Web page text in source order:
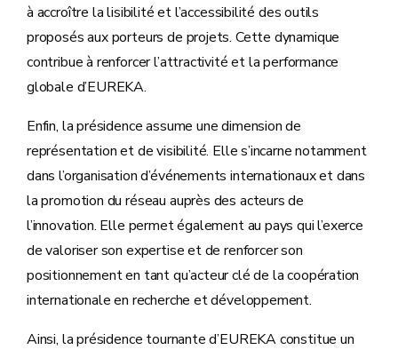
à accroître la lisibilité et l’accessibilité des outils
proposés aux porteurs de projets. Cette dynamique
contribue à renforcer l’attractivité et la performance
globale d’EUREKA.
Enfin, la présidence assume une dimension de
représentation et de visibilité. Elle s’incarne notamment
dans l’organisation d’événements internationaux et dans
la promotion du réseau auprès des acteurs de
l’innovation. Elle permet également au pays qui l’exerce
de valoriser son expertise et de renforcer son
positionnement en tant qu’acteur clé de la coopération
internationale en recherche et développement.
Ainsi, la présidence tournante d’EUREKA constitue un